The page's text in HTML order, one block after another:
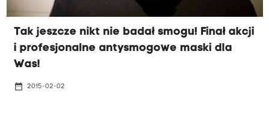
Tak jeszcze nikt nie badał smogu! Finał akcji
i profesjonalne antysmogowe maski dla
Was!
date_range 2015-02-02